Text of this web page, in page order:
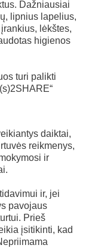
Dažniausiai
lipnius lapelius,
lėkštes,
higienos
turi palikti
daiktai,
reikmenys,
ir
ir, jei
pavojaus
Prieš
įsitikinti, kad